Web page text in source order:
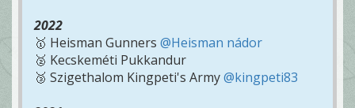
2022
🥇 Heisman Gunners @Heisman nádor
🥈 Kecskeméti Pukkandur
🥉 Szigethalom Kingpeti's Army@kingpeti83